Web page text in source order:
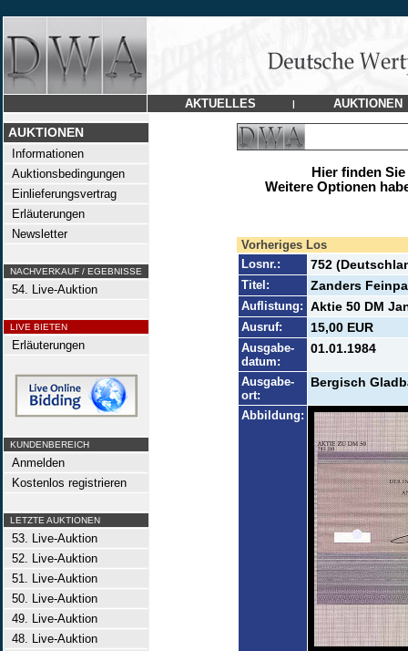
AKTUELLES | AUKTIONEN
AUKTIONEN
Informationen
Auktionsbedingungen
Einlieferungsvertrag
Erläuterungen
Newsletter
NACHVERKAUF / EGEBNISSE
54. Live-Auktion
LIVE BIETEN
Erläuterungen
KUNDENBEREICH
Anmelden
Kostenlos registrieren
LETZTE AUKTIONEN
53. Live-Auktion
52. Live-Auktion
51. Live-Auktion
50. Live-Auktion
49. Live-Auktion
48. Live-Auktion
Hier finden
Weitere Optionen
Vorheriges Los
Losnr.:
752
Titel: Zanders
Auflistung: Aktie 50 DM
Ausruf: 15,00 EUR
Ausgabe-
datum:
01.01.1984
Ausgabe-
ort:
Bergisch
Abbildung: